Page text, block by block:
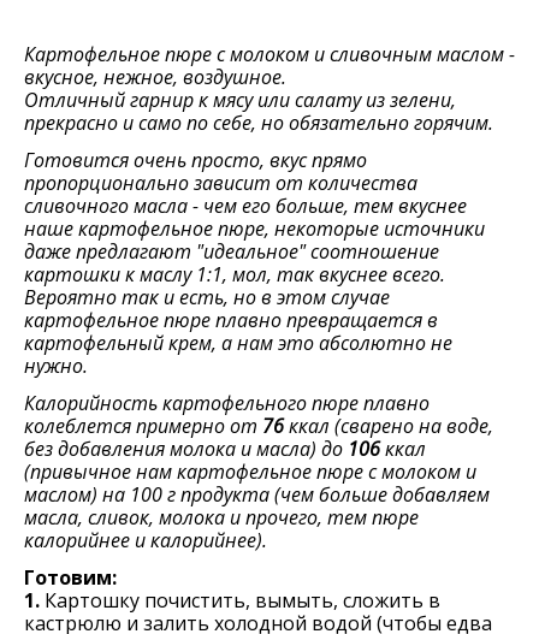
Картофельное пюре с молоком и сливочным маслом -
вкусное, нежное, воздушное.
Отличный гарнир к мясу или салату из зелени,
прекрасно и само по себе, но обязательно горячим.
Готовится очень просто, вкус прямо
пропорционально зависит от количества
сливочного масла - чем его больше, тем вкуснее
наше картофельное пюре, некоторые источники
даже предлагают "идеальное" соотношение
картошки к маслу 1:1, мол, так вкуснее всего.
Вероятно так и есть, но в этом случае
картофельное пюре плавно превращается в
картофельный крем, а нам это абсолютно не
нужно.
Калорийность картофельного пюре плавно
колеблется примерно от 76ккал (сварено на воде,
без добавления молока и масла) до 106ккал
(привычное нам картофельное пюре с молоком и
маслом) на 100 г продукта (чем больше добавляем
масла, сливок, молока и прочего, тем пюре
калорийнее и калорийнее).
Готовим:
1. Картошку почистить, вымыть, сложить в
кастрюлю и залить холодной водой (чтобы едва